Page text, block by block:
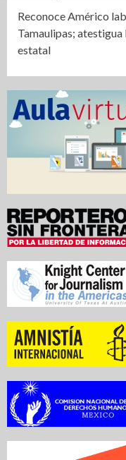
Reconoce Américo
Tamaulipas;
estatal